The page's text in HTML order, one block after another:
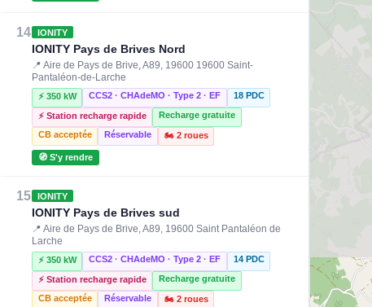
14 IONITY
IONITY Pays de Brives Nord
📍 Aire de Pays de Brive, A89, 19600 19600 Saint-
Pantaléon-de-Larche
⚡ 350 kW CCS2 · CHAdeMO · Type 2 · EF 18 PDC
⚡ Station recharge rapide
Recharge gratuite
CB acceptée
Réservable 🏍️ 2 roues
🧭 S'y rendre
15 IONITY
IONITY Pays de Brives sud
📍 Aire de Pays de Brive, A89, 19600 Saint Pantaléon de
Larche
⚡ 350 kW CCS2 · CHAdeMO · Type 2 · EF 14 PDC
⚡ Station recharge rapide
Recharge gratuite
CB acceptée
Réservable 🏍️ 2 roues